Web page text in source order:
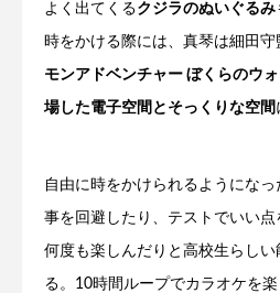
よく出てくるクジラのぬいぐるみ
時をかける際には、真琴は細田守
モンアドベンチャー ぼくらのウ
場した電子空間とそっくりな空間
自由に時をかけられるようにな
事を回避したり、テストでいい
何度も楽しんだりと高校生らし
る。10時間ループでカラオケを